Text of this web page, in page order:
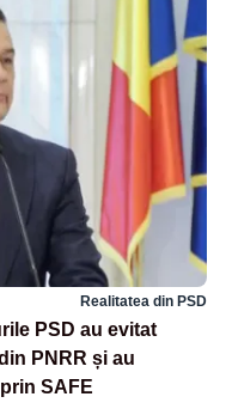
Realitatea din PSD
PSD au evitat
PNRR și au
SAFE